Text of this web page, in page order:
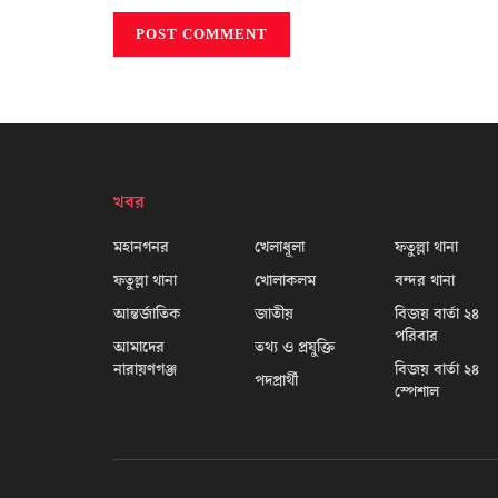
খবর
মহানগনর
ফতুল্লা থানা
আন্তর্জাতিক
আমাদের
নারায়ণগঞ্জ
খেলাধূলা
খোলাকলম
জাতীয়
তথ্য ও প্রযুক্তি
পদপ্রার্থী
ফতুল্লা থানা
বন্দর থানা
বিজয় বার্তা ২৪
পরিবার
বিজয় বার্তা ২৪
স্পেশাল